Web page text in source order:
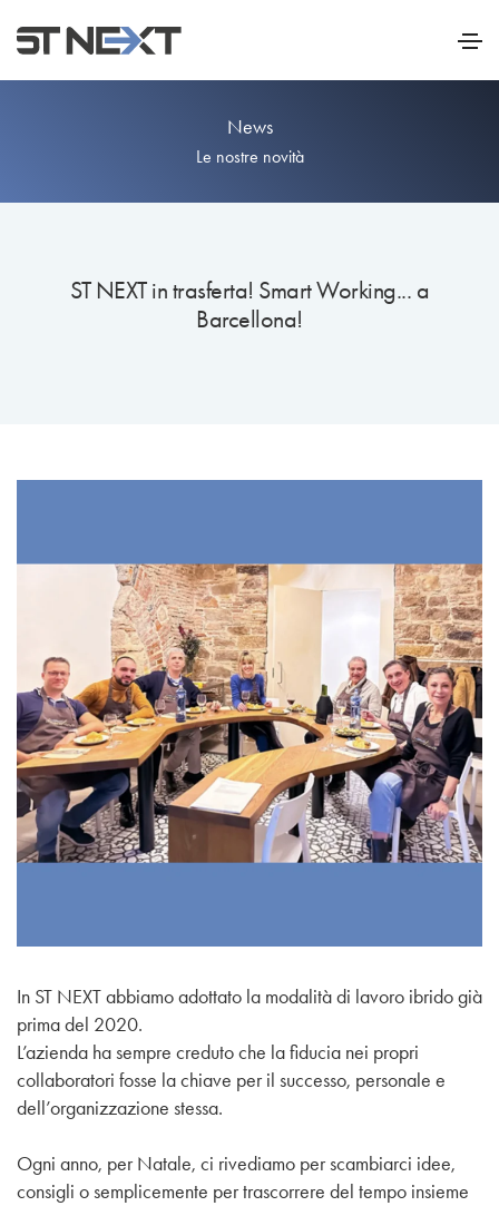
News
Le nostre novità
ST NEXT in trasferta! Smart Working... a
Barcellona!
In ST NEXT abbiamo adottato la modalità di lavoro ibrido già
prima del 2020.
L’azienda ha sempre creduto che la fiducia nei propri
collaboratori fosse la chiave per il successo, personale e
dell’organizzazione stessa.
Ogni anno, per Natale, ci rivediamo per scambiarci idee,
consigli o semplicemente per trascorrere del tempo insieme